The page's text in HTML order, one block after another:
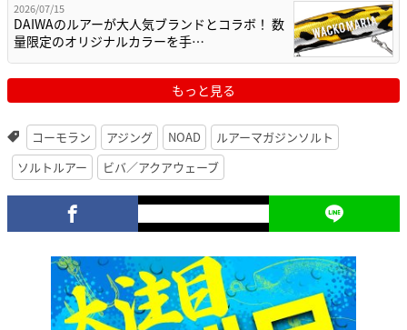
2026/07/15
DAIWAのルアーが大人気ブランドとコラボ！ 数
量限定のオリジナルカラーを手…
もっと見る
コーモラン アジング NOAD
ルアーマガジンソルト
ソルトルアー
ビバ／アクアウェーブ